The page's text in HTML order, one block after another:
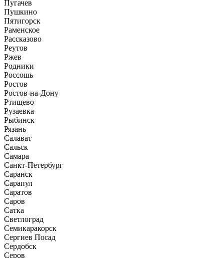
Пугачев
Пушкино
Пятигорск
Раменское
Рассказово
Реутов
Ржев
Родники
Россошь
Ростов
Ростов-на-Дону
Ртищево
Рузаевка
Рыбинск
Рязань
Салават
Сальск
Самара
Санкт-Петербург
Саранск
Сарапул
Саратов
Саров
Сатка
Светлоград
Семикаракорск
Сергиев Посад
Сердобск
Серов